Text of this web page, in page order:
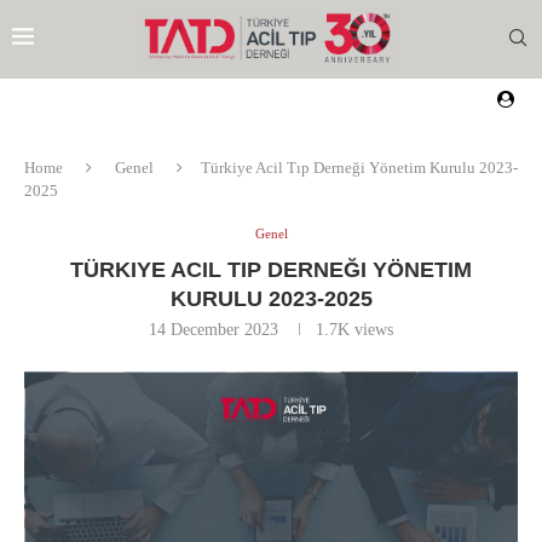
Home Genel
Türkiye Acil Tıp Derneği Yönetim Kurulu 2023-
2025
Genel
TÜRKIYE ACIL TIP DERNEĞI YÖNETIM
KURULU 2023-2025
14 December 2023 1.7K views